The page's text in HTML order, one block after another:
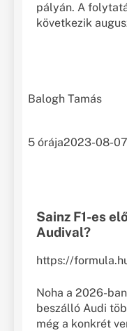
pályán. A
következik
Balogh Tamás
5 órája2023-08-
Sainz F1-es
Audival?
https://
Noha a 2026-
beszálló Audi
még a konkrét